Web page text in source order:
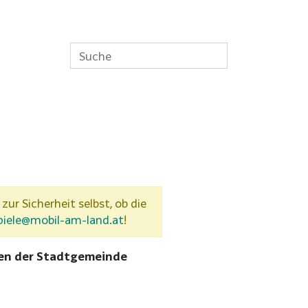
Sicherheit selbst, ob die
am-land.at!
der Stadtgemeinde